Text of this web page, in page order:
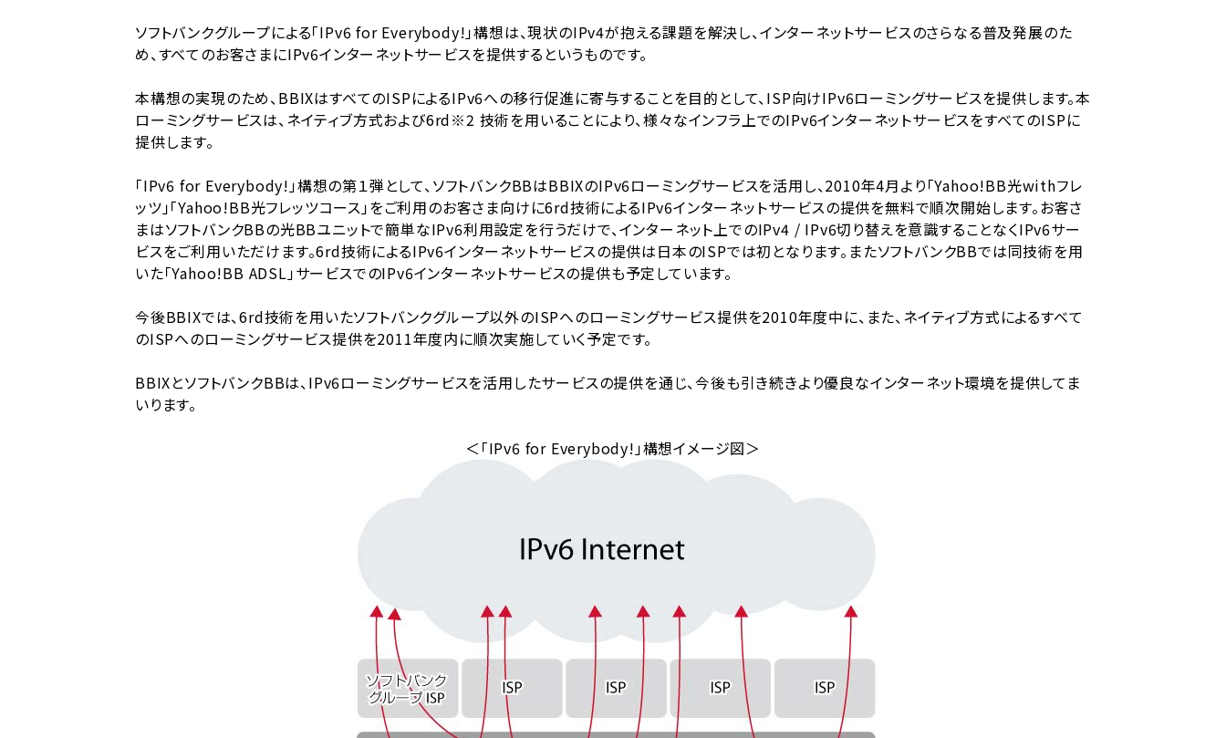
ソフトバンクグループによる「IPv6 for Everybody!」構想は、現状のIPv4が抱える課題を解決し、インターネットサービスのさらなる普及発展のた
め、すべてのお客さまにIPv6インターネットサービスを提供するというものです。
本構想の実現のため、BBIXはすべてのISPによるIPv6への移行促進に寄与することを目的として、ISP向けIPv6ローミングサービスを提供します。本
ローミングサービスは、ネイティブ方式および6rd※2 技術を用いることにより、様々なインフラ上でのIPv6インターネットサービスをすべてのISPに
提供します。
「IPv6 for Everybody!」構想の第１弾として、ソフトバンクBBはBBIXのIPv6ローミングサービスを活用し、2010年4月より「Yahoo!BB光withフレ
ッツ」「Yahoo!BB光フレッツコース」をご利用のお客さま向けに6rd技術によるIPv6インターネットサービスの提供を無料で順次開始します。お客さ
まはソフトバンクBBの光BBユニットで簡単なIPv6利用設定を行うだけで、インターネット上でのIPv4 / IPv6切り替えを意識することなくIPv6サー
ビスをご利用いただけます。6rd技術によるIPv6インターネットサービスの提供は日本のISPでは初となります。またソフトバンクBBでは同技術を用
いた「Yahoo!BB ADSL」サービスでのIPv6インターネットサービスの提供も予定しています。
今後BBIXでは、6rd技術を用いたソフトバンクグループ以外のISPへのローミングサービス提供を2010年度中に、また、ネイティブ方式によるすべて
のISPへのローミングサービス提供を2011年度内に順次実施していく予定です。
BBIXとソフトバンクBBは、IPv6ローミングサービスを活用したサービスの提供を通じ、今後も引き続きより優良なインターネット環境を提供してま
いります。
＜「IPv6 for Everybody!」構想イメージ図＞